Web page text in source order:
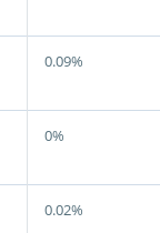
0.09%
0%
0.02%